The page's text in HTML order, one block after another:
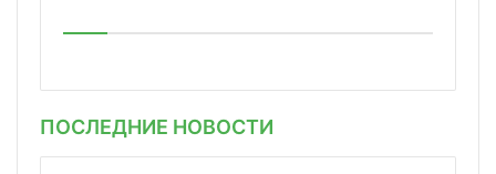
ПОСЛЕДНИЕ НОВОСТИ